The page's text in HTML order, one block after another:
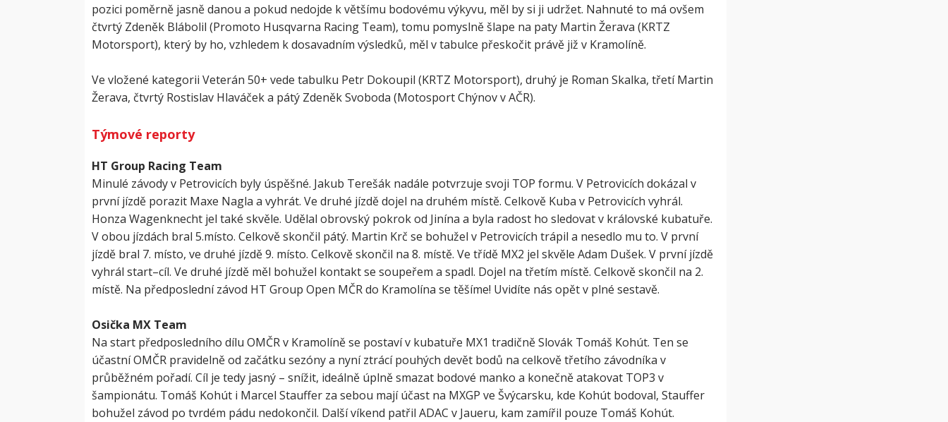
pozici poměrně jasně danou a pokud nedojde k většímu bodovému výkyvu, měl by si ji udržet. Nahnuté to má ovšem
čtvrtý Zdeněk Blábolil (Promoto Husqvarna Racing Team), tomu pomyslně šlape na paty Martin Žerava (KRTZ
Motorsport), který by ho, vzhledem k dosavadním výsledků, měl v tabulce přeskočit právě již v Kramolíně.
Ve vložené kategorii Veterán 50+ vede tabulku Petr Dokoupil (KRTZ Motorsport), druhý je Roman Skalka, třetí Martin
Žerava, čtvrtý Rostislav Hlaváček a pátý Zdeněk Svoboda (Motosport Chýnov v AČR).
Týmové reporty
HT Group Racing Team
Minulé závody v Petrovicích byly úspěšné. Jakub Terešák nadále potvrzuje svoji TOP formu. V Petrovicích dokázal v
první jízdě porazit Maxe Nagla a vyhrát. Ve druhé jízdě dojel na druhém místě. Celkově Kuba v Petrovicích vyhrál.
Honza Wagenknecht jel také skvěle. Udělal obrovský pokrok od Jinína a byla radost ho sledovat v královské kubatuře.
V obou jízdách bral 5.místo. Celkově skončil pátý. Martin Krč se bohužel v Petrovicích trápil a nesedlo mu to. V první
jízdě bral 7. místo, ve druhé jízdě 9. místo. Celkově skončil na 8. místě. Ve třídě MX2 jel skvěle Adam Dušek. V první jízdě
vyhrál start–cíl. Ve druhé jízdě měl bohužel kontakt se soupeřem a spadl. Dojel na třetím místě. Celkově skončil na 2.
místě. Na předposlední závod HT Group Open MČR do Kramolína se těšíme! Uvidíte nás opět v plné sestavě.
Osička MX Team
Na start předposledního dílu OMČR v Kramolíně se postaví v kubatuře MX1 tradičně Slovák Tomáš Kohút. Ten se
účastní OMČR pravidelně od začátku sezóny a nyní ztrácí pouhých devět bodů na celkově třetího závodníka v
průběžném pořadí. Cíl je tedy jasný – snížit, ideálně úplně smazat bodové manko a konečně atakovat TOP3 v
šampionátu. Tomáš Kohút i Marcel Stauffer za sebou mají účast na MXGP ve Švýcarsku, kde Kohút bodoval, Stauffer
bohužel závod po tvrdém pádu nedokončil. Další víkend patřil ADAC v Jaueru, kam zamířil pouze Tomáš Kohút.